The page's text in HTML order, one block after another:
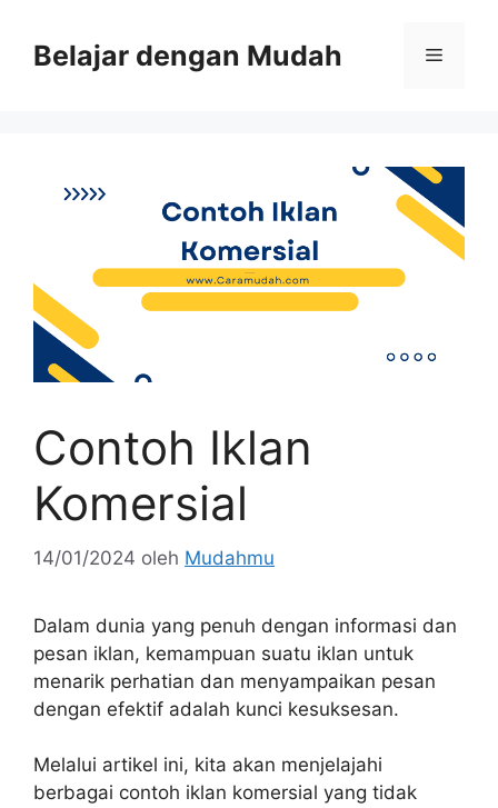
Belajar dengan Mudah
Contoh Iklan
Komersial
14/01/2024 oleh Mudahmu
Dalam dunia yang penuh dengan informasi dan
pesan iklan, kemampuan suatu iklan untuk
menarik perhatian dan menyampaikan pesan
dengan efektif adalah kunci kesuksesan.
Melalui artikel ini, kita akan menjelajahi
berbagai contoh iklan komersial yang tidak